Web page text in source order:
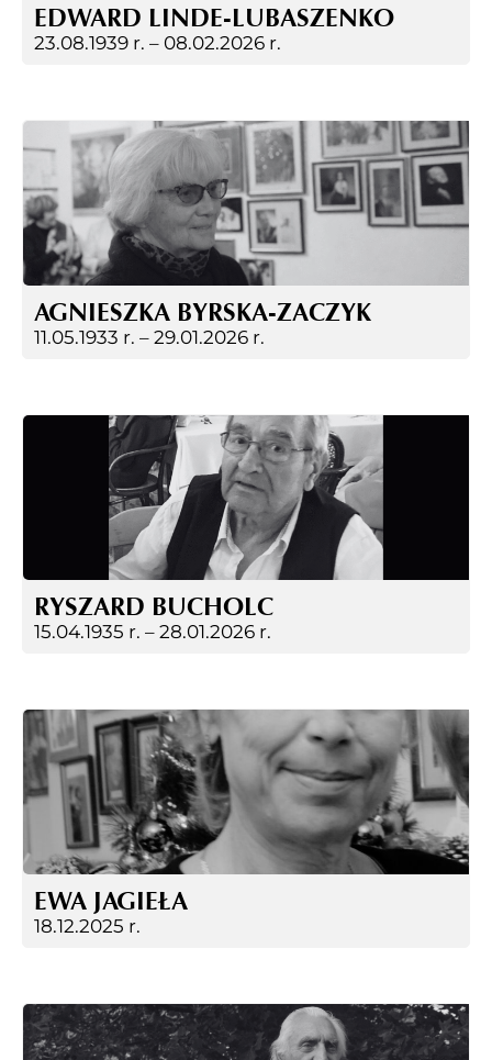
EDWARD LINDE-LUBASZENKO
23.08.1939 r. – 08.02.2026 r.
AGNIESZKA BYRSKA-ZACZYK
11.05.1933 r. – 29.01.2026 r.
RYSZARD BUCHOLC
15.04.1935 r. – 28.01.2026 r.
EWA JAGIEŁA
18.12.2025 r.